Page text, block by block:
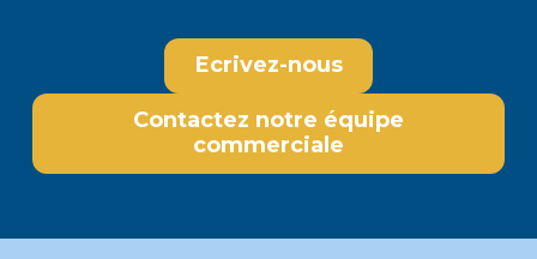
Ecrivez-nous
Contactez notre équipe
commerciale